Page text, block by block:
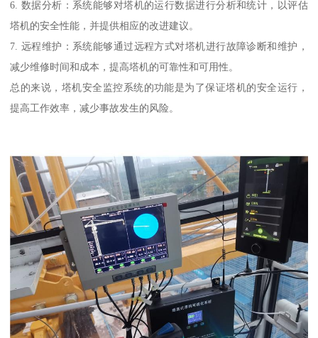
6. 数据分析：系统能够对塔机的运行数据进行分析和统计，以评估
塔机的安全性能，并提供相应的改进建议。
7. 远程维护：系统能够通过远程方式对塔机进行故障诊断和维护，
减少维修时间和成本，提高塔机的可靠性和可用性。
总的来说，塔机安全监控系统的功能是为了保证塔机的安全运行，
提高工作效率，减少事故发生的风险。